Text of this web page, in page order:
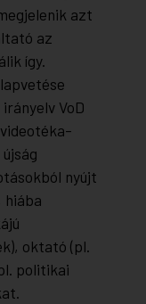
azt
az
így.
VoD
nyújt
hiába
oktató (pl.
politikai